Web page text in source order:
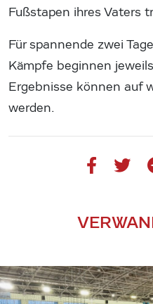
Fußstapen ihres Vaters
Für spannende zwei
Kämpfe beginnen
Ergebnisse können auf
werden.